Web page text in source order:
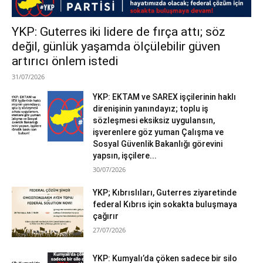
YKP: Guterres iki lidere de fırça attı; söz
değil, günlük yaşamda ölçülebilir güven
artırıcı önlem istedi
31/07/2026
YKP: EKTAM ve SAREX işçilerinin haklı
direnişinin yanındayız; toplu iş
sözleşmesi eksiksiz uygulansın,
işverenlere göz yuman Çalışma ve
Sosyal Güvenlik Bakanlığı görevini
yapsın, işçilere...
30/07/2026
YKP; Kıbrıslıları, Guterres ziyaretinde
federal Kıbrıs için sokakta buluşmaya
çağırır
27/07/2026
YKP: Kumyalı’da çöken sadece bir silo